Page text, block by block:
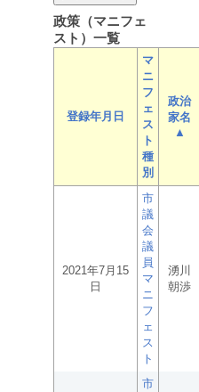
政策（マニフェ
スト）一覧
登録年月日
マ
ニ
フ
ェ
ス
ト
種
別
政治
家名
▲
2021年7月15
日
市
議
会
議
員
マ
ニ
フ
ェ
ス
ト
湧川
朝渉
市